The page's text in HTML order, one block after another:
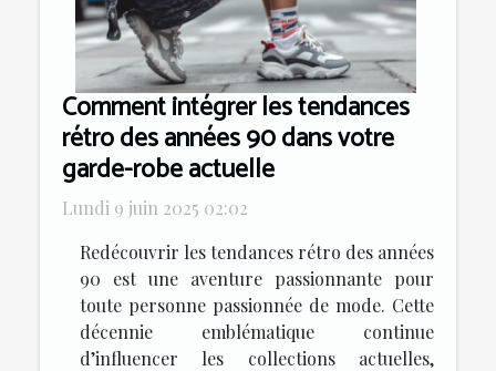
Comment intégrer les tendances
rétro des années 90 dans votre
garde-robe actuelle
Lundi 9 juin 2025 02:02
Redécouvrir les tendances rétro des années
90 est une aventure passionnante pour
toute personne passionnée de mode. Cette
décennie emblématique continue
d’influencer les collections actuelles,